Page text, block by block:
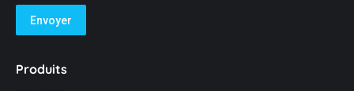
Envoyer
Produits